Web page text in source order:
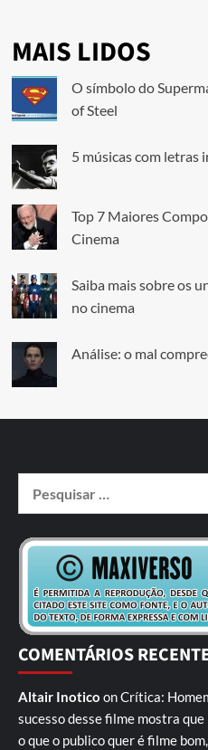
MAIS LIDOS
O símbolo do
of Steel
5 músicas com letras
Top 7 Maiores
Cinema
Saiba mais sobre os
no cinema
Análise: o mal
COMENTÁRIOS
Altair Inotico onCrítica:
sucesso desse filme mostra
o que o publico quer é filme